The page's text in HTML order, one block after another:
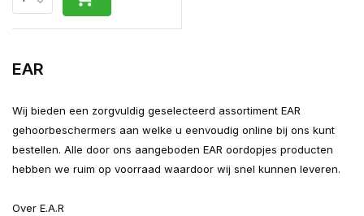
EAR
Wij bieden een zorgvuldig geselecteerd assortiment EAR
gehoorbeschermers aan welke u eenvoudig online bij ons kunt
bestellen. Alle door ons aangeboden EAR oordopjes producten
hebben we ruim op voorraad waardoor wij snel kunnen leveren.
Over E.A.R